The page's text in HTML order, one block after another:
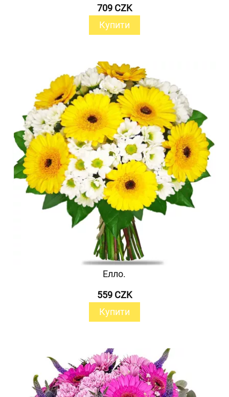
709 CZK
Купити
Елло.
559 CZK
Купити